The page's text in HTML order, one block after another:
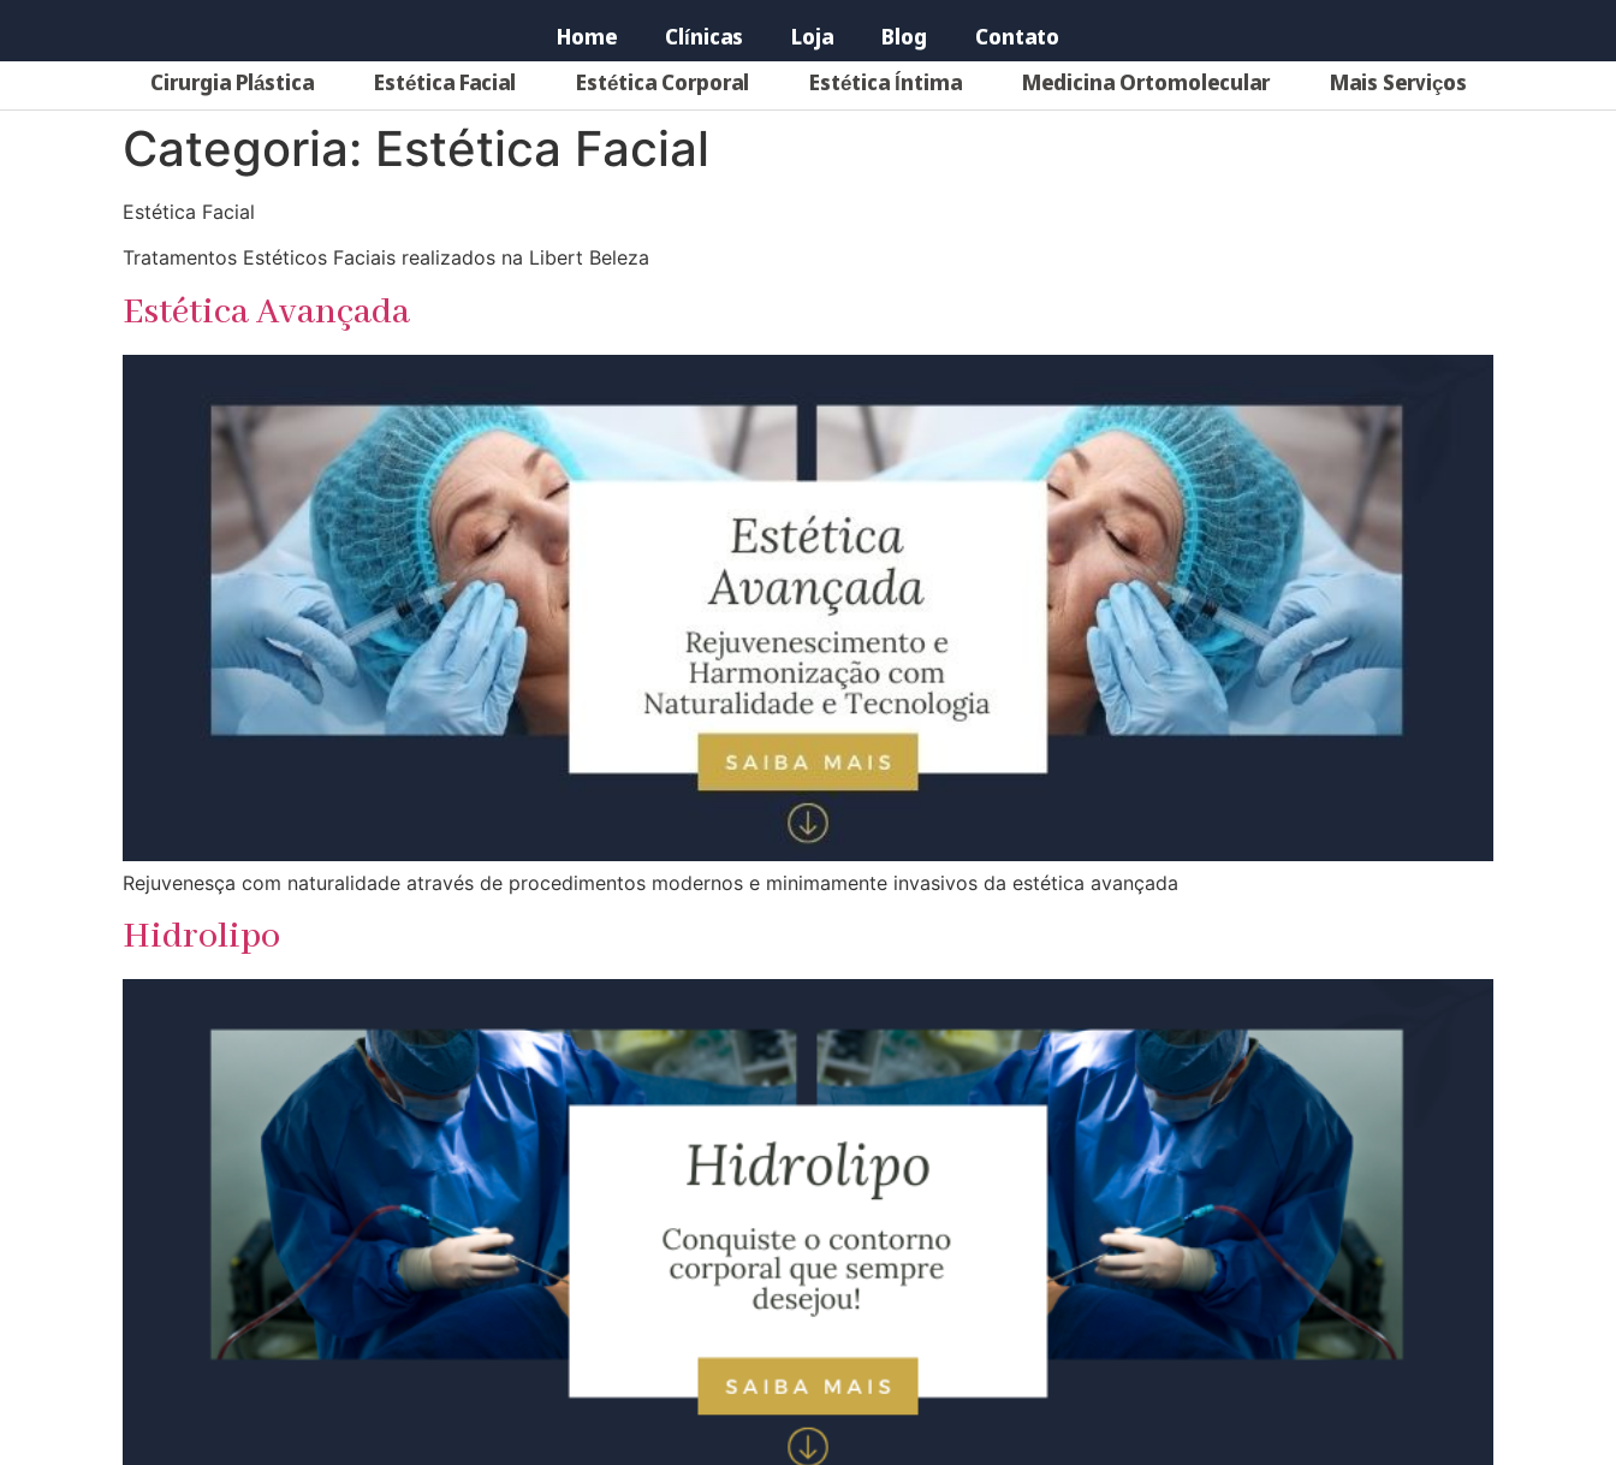
Home Clínicas Loja Blog
Contato
Cirurgia Plástica
Estética Facial Estética Corporal Estética Íntima Medicina Ortomolecular Mais Serviços
Categoria: Estética Facial
Estética Facial
Tratamentos Estéticos Faciais realizados na Libert Beleza
Estética Avançada
Rejuvenesça com naturalidade através de procedimentos modernos e minimamente invasivos da estética avançada
Hidrolipo